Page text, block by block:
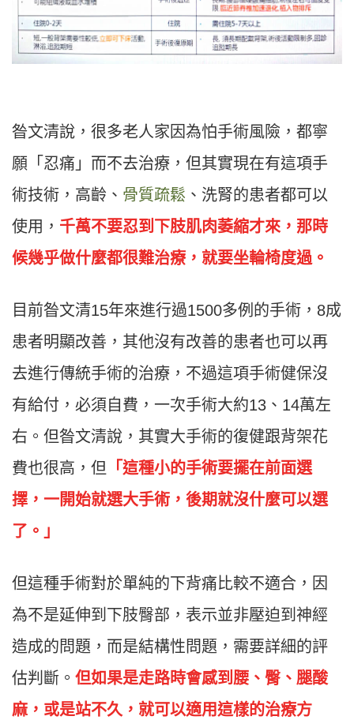
昝文清說，很多老人家因為怕手術風險，都寧
願「忍痛」而不去治療，但其實現在有這項手
術技術，高齡、 骨質疏鬆 、洗腎的患者都可以
使用， 千萬不要忍到下肢肌肉萎縮才來，那時
候幾乎做什麼都很難治療，就要坐輪椅度過。
目前昝文清15年來進行過1500多例的手術，8成
患者明顯改善，其他沒有改善的患者也可以再
去進行傳統手術的治療，不過這項手術健保沒
有給付，必須自費，一次手術大約13、14萬左
右。但昝文清說，其實大手術的復健跟背架花
費也很高，但 「這種小的手術要擺在前面選
擇，一開始就選大手術，後期就沒什麼可以選
了。」
但這種手術對於單純的下背痛比較不適合，因
為不是延伸到下肢臀部，表示並非壓迫到神經
造成的問題，而是結構性問題，需要詳細的評
估判斷。 但如果是走路時會感到腰、臀、腿酸
麻，或是站不久，就可以適用這樣的治療方